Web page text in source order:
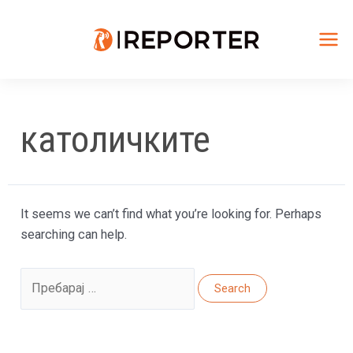
католичките
It seems we can’t find what you’re looking for. Perhaps
searching can help.